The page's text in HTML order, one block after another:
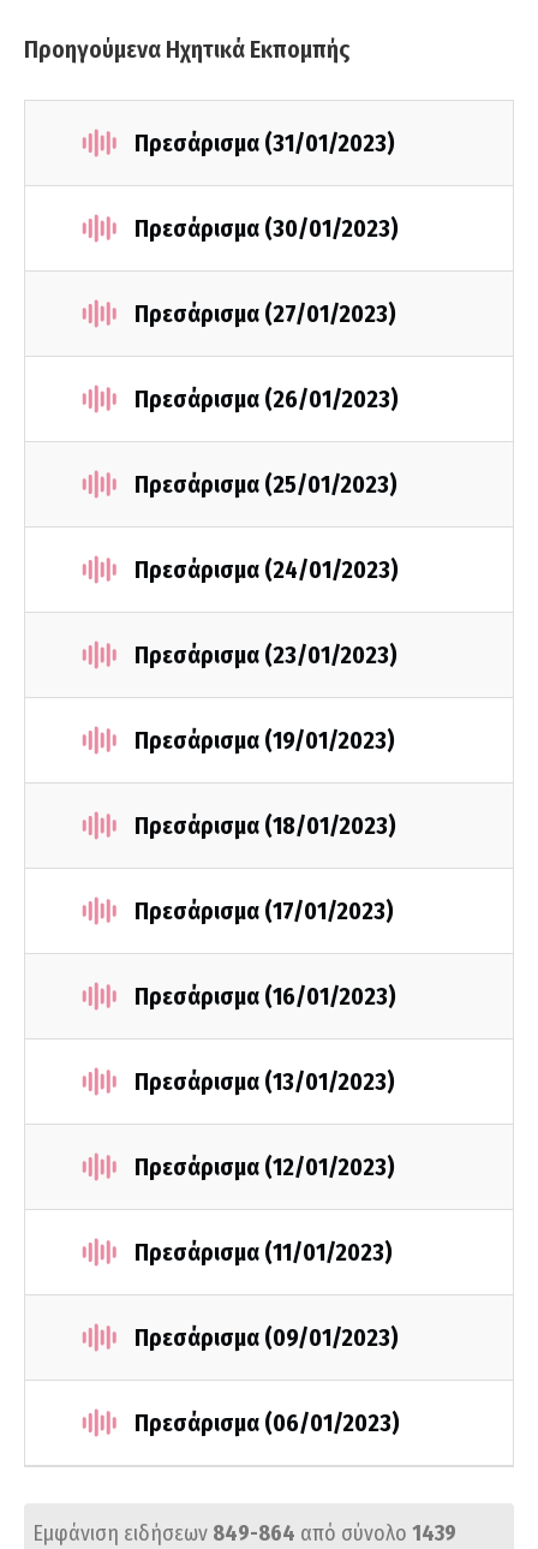
Προηγούμενα Ηχητικά Εκπομπής
Πρεσάρισμα (31/01/2023)
Πρεσάρισμα (30/01/2023)
Πρεσάρισμα (27/01/2023)
Πρεσάρισμα (26/01/2023)
Πρεσάρισμα (25/01/2023)
Πρεσάρισμα (24/01/2023)
Πρεσάρισμα (23/01/2023)
Πρεσάρισμα (19/01/2023)
Πρεσάρισμα (18/01/2023)
Πρεσάρισμα (17/01/2023)
Πρεσάρισμα (16/01/2023)
Πρεσάρισμα (13/01/2023)
Πρεσάρισμα (12/01/2023)
Πρεσάρισμα (11/01/2023)
Πρεσάρισμα (09/01/2023)
Πρεσάρισμα (06/01/2023)
Εμφάνιση ειδήσεων 849-864 από σύνολο 1439